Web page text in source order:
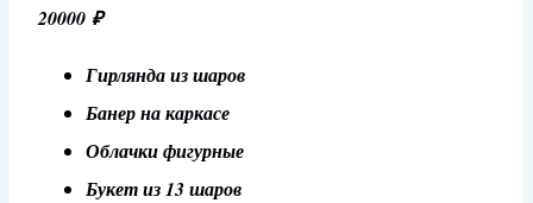
20000 ₽
Гирлянда из шаров
Банер на каркасе
Облачки фигурные
Букет из 13 шаров